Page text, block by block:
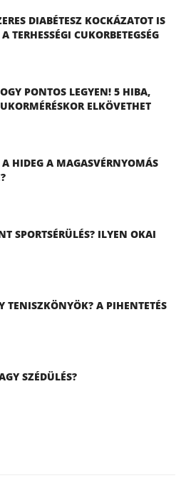
DIABÉTESZ KOCKÁZATOT IS
TERHESSÉGI CUKORBETEGSÉG
PONTOS LEGYEN! 5 HIBA,
ELKÖVETHET
A HIDEG A MAGASVÉRNYOMÁS
SPORTSÉRÜLÉS? ILYEN OKAI
TENISZKÖNYÖK? A PIHENTETÉS
SZÉDÜLÉS?